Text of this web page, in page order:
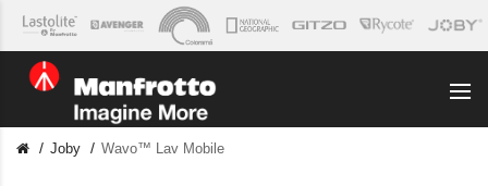
Joby Wavo™ Lav Mobile